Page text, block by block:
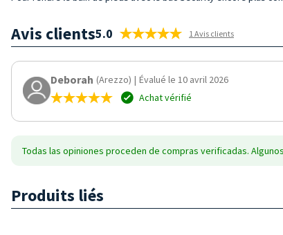
Avis clients5.0 1 Avis clients
Deborah (Arezzo) | Évalué le 10 avril 2026
Achat vérifié
Todas las opiniones proceden de compras verificadas.
Produits liés